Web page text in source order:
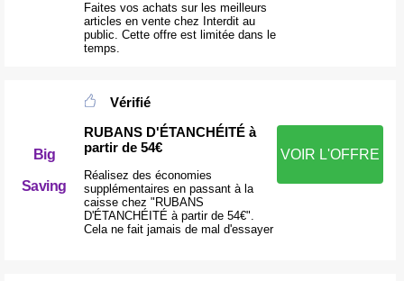
Faites vos achats sur les meilleurs
articles en vente chez Interdit au
public. Cette offre est limitée dans le
temps.
Big
Saving
Vérifié
RUBANS D'ÉTANCHÉITÉ à
partir de 54€
Réalisez des économies
supplémentaires en passant à la
caisse chez "RUBANS
D'ÉTANCHÉITÉ à partir de 54€".
Cela ne fait jamais de mal d'essayer
VOIR L'OFFRE